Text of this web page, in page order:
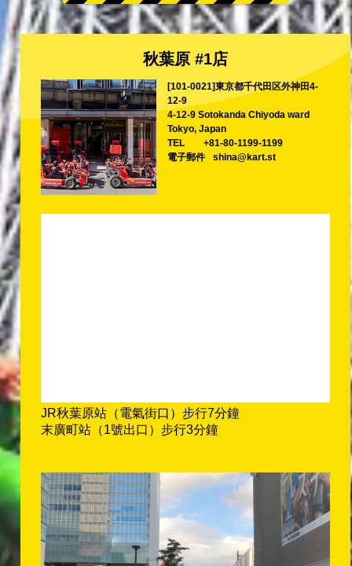
秋葉原 #1店
[101-0021]東京都千代田区外神田4-
12-9
4-12-9 Sotokanda Chiyoda ward
Tokyo, Japan
TEL
+81-80-1199-1199
電子郵件
shina@kart.st
JR秋葉原站（電氣街口）步行7分鐘
末廣町站（1號出口）步行3分鐘